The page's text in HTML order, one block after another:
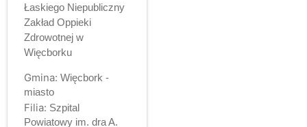
Łaskiego Niepubliczny
Zakład Oppieki
Zdrowotnej w
Więcborku
Gmina: Więcbork -
miasto
Filia: Szpital
Powiatowy im. dra A.